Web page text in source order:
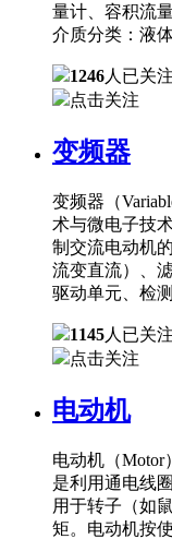
量计、容积流
介质分类：液
1246人已关注
点击关注
变频器
变频器（
术与微电子技
制交流电动机
流变直流）、
驱动单元、检
1145人已关注
点击关注
电动机
电动机（Motor
是利用通电线
用于转子（如
矩。电动机按